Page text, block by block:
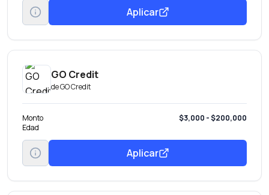
Aplicar
GO Credit
deGO Credit
Monto
$3,000 - $200,000
Edad
Aplicar